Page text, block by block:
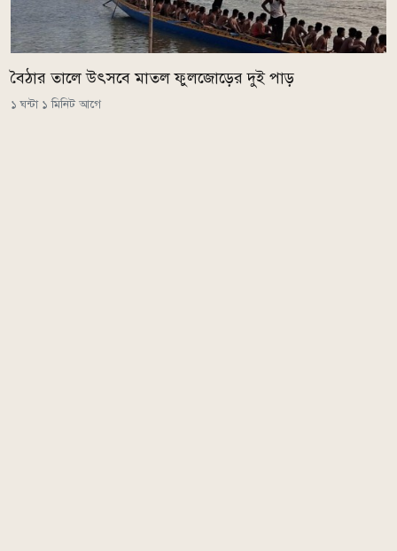
বৈঠার তালে উৎসবে মাতল ফুলজোড়ের দুই পাড়
১ ঘন্টা ১ মিনিট আগে